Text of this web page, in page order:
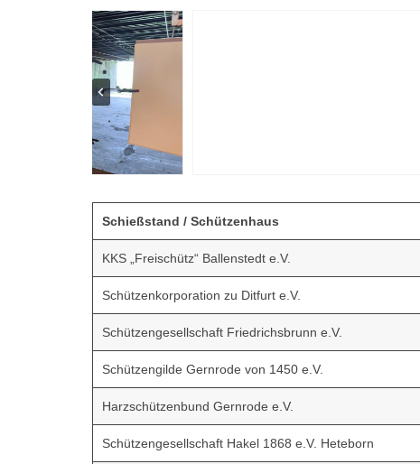
Schießstand / Schützenhaus
KKS „Freischütz“ Ballenstedt e.V.
Schützenkorporation zu Ditfurt e.V.
Schützengesellschaft Friedrichsbrunn e.V.
Schützengilde Gernrode von 1450 e.V.
Harzschützenbund Gernrode e.V.
Schützengesellschaft Hakel 1868 e.V. Heteborn